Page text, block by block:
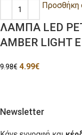
Προσθήκη
ΛΑΜΠΑ LED
AMBER
9.98€ 4.99€
Newsletter